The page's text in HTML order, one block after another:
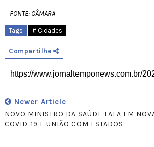
FONTE: CÂMARA
Tags # Cidades
Compartilhe
Newer Article
NOVO MINISTRO DA SAÚDE FALA EM
COVID-19 E UNIÃO COM ESTADOS